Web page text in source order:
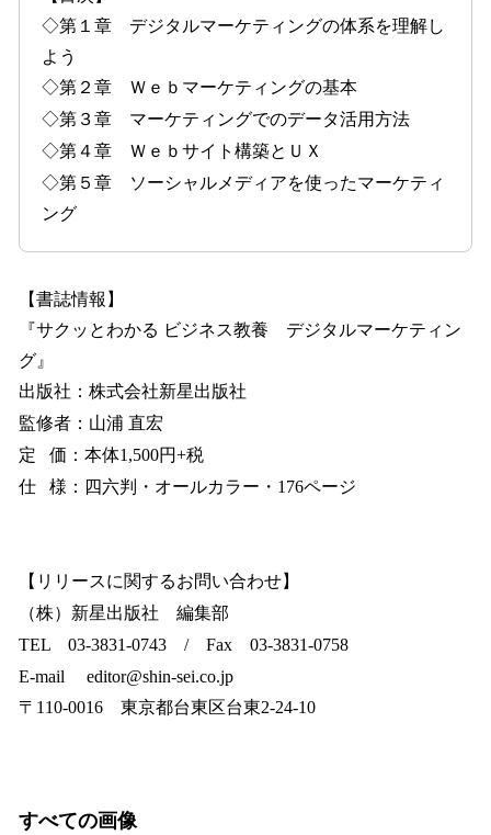
◇第１章 デジタルマーケティングの体系を理解し
よう
◇第２章 Ｗｅｂマーケティングの基本
◇第３章 マーケティングでのデータ活用方法
◇第４章 Ｗｅｂサイト構築とＵＸ
◇第５章 ソーシャルメディアを使ったマーケティ
ング
【書誌情報】
『サクッとわかる ビジネス教養 デジタルマーケティン
グ』
出版社：株式会社新星出版社
監修者：山浦 直宏
定 価：本体1,500円+税
仕 様：四六判・オールカラー・176ページ
【リリースに関するお問い合わせ】
（株）新星出版社 編集部
TEL 03-3831-0743 / Fax 03-3831-0758
E-mail editor@shin-sei.co.jp
〒110-0016 東京都台東区台東2-24-10
すべての画像